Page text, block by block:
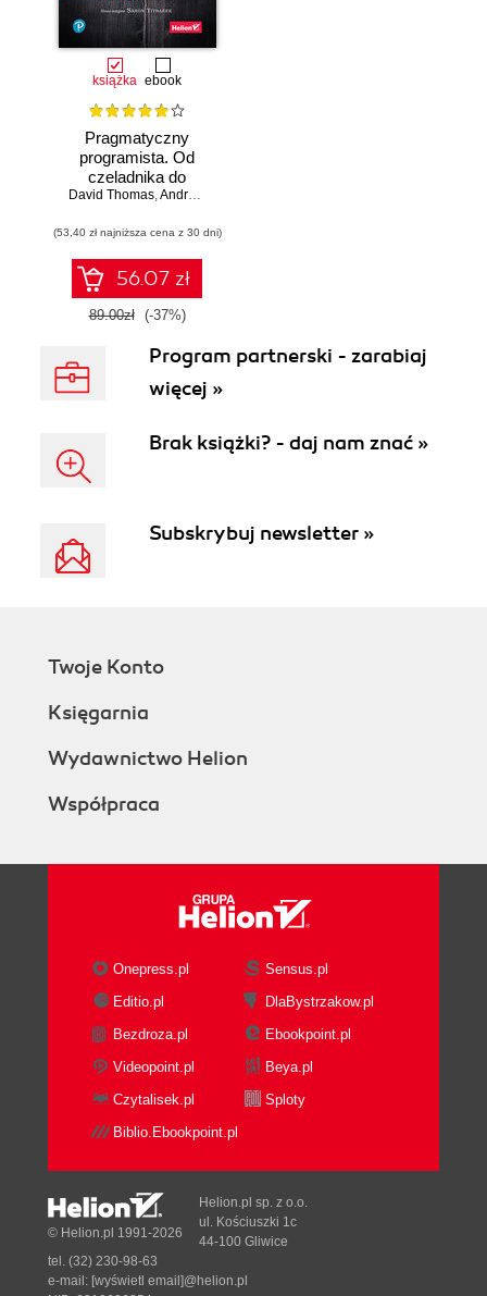
książka ebook
Pragmatyczny
programista. Od
czeladnika do
mistrza. Wydanie II
David Thomas,Andrew Hunt
(53,40 zł najniższa cena z 30 dni)
56.07 zł
89.00zł (-37%)
Program partnerski - zarabiaj
więcej »
Brak książki? - daj nam znać »
Subskrybuj newsletter »
Twoje Konto
Księgarnia
Wydawnictwo Helion
Współpraca
Onepress.pl
Sensus.pl
Editio.pl
DlaBystrzakow.pl
Bezdroza.pl
Ebookpoint.pl
Videopoint.pl
Beya.pl
Czytalisek.pl
Sploty
Biblio.Ebookpoint.pl
© Helion.pl 1991-2026
Helion.pl sp. z o.o.
ul. Kościuszki 1c
44-100 Gliwice
tel. (32) 230-98-63
e-mail: [wyświetl email]@helion.pl